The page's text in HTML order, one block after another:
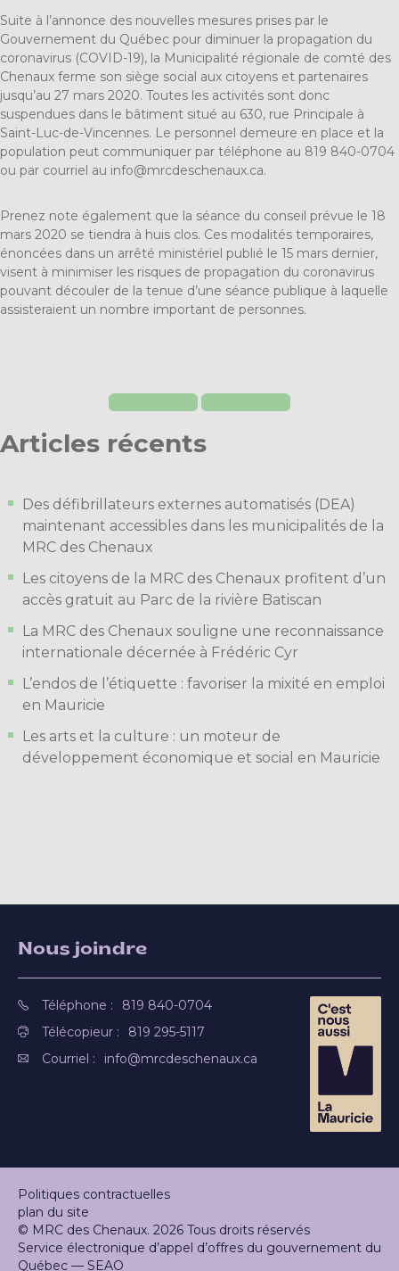
Suite à l’annonce des nouvelles mesures prises par le
Gouvernement du Québec pour diminuer la propagation du
coronavirus (COVID-19), la Municipalité régionale de comté des
Chenaux ferme son siège social aux citoyens et partenaires
jusqu’au 27 mars 2020. Toutes les activités sont donc
suspendues dans le bâtiment situé au 630, rue Principale à
Saint-Luc-de-Vincennes. Le personnel demeure en place et la
population peut communiquer par téléphone au 819 840-0704
ou par courriel au info@mrcdeschenaux.ca.
Prenez note également que la séance du conseil prévue le 18
mars 2020 se tiendra à huis clos. Ces modalités temporaires,
énoncées dans un arrêté ministériel publié le 15 mars dernier,
visent à minimiser les risques de propagation du coronavirus
pouvant découler de la tenue d’une séance publique à laquelle
assisteraient un nombre important de personnes.
Articles récents
Des défibrillateurs externes automatisés (DEA)
maintenant accessibles dans les municipalités de la
MRC des Chenaux
Les citoyens de la MRC des Chenaux profitent d’un
accès gratuit au Parc de la rivière Batiscan
La MRC des Chenaux souligne une reconnaissance
internationale décernée à Frédéric Cyr
L’endos de l’étiquette : favoriser la mixité en emploi
en Mauricie
Les arts et la culture : un moteur de
développement économique et social en Mauricie
Nous joindre
Téléphone :
819 840-0704
Télécopieur :
819 295-5117
Courriel :
info@mrcdeschenaux.ca
Politiques contractuelles
plan du site
© MRC des Chenaux. 2026 Tous droits réservés
Service électronique d’appel d’offres du gouvernement du
Québec — SEAO